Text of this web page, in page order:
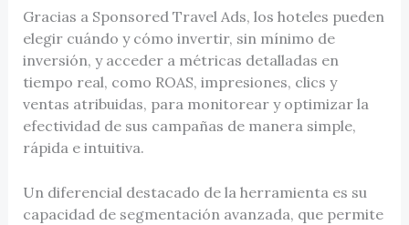
Gracias a Sponsored Travel Ads, los hoteles pueden
elegir cuándo y cómo invertir, sin mínimo de
inversión, y acceder a métricas detalladas en
tiempo real, como ROAS, impresiones, clics y
ventas atribuidas, para monitorear y optimizar la
efectividad de sus campañas de manera simple,
rápida e intuitiva.
Un diferencial destacado de la herramienta es su
capacidad de segmentación avanzada, que permite